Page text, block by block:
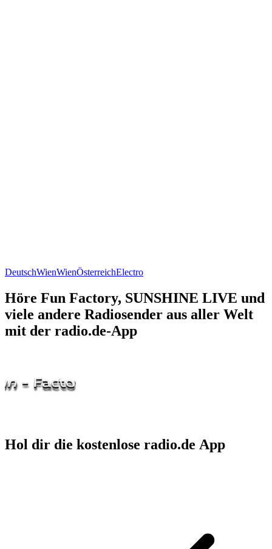
DeutschWienWienÖsterreichElectro
Höre Fun Factory, SUNSHINE LIVE und
viele andere Radiosender aus aller Welt
mit der radio.de-App
Hol dir die kostenlose radio.de App